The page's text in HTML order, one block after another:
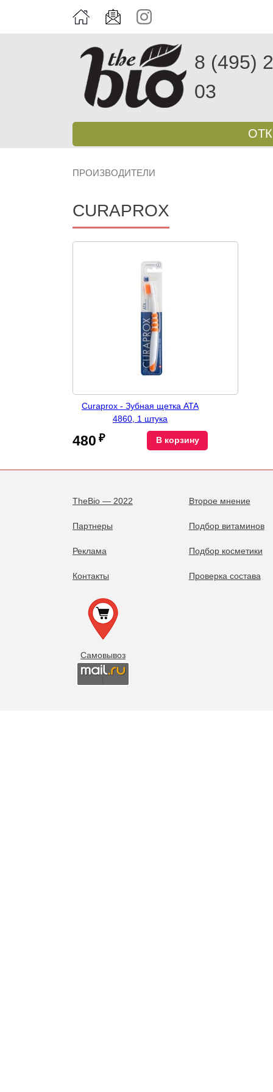
8 (495)
03
ПРОИЗВОДИТЕЛИ
CURAPROX
Curaprox - Зубная щетка ATA
4860, 1 штука
480 ₽ В корзину
TheBio — 2022
Партнеры
Реклама
Контакты
Второе мнение
Подбор витаминов
Подбор косметики
Проверка состава
Самовывоз